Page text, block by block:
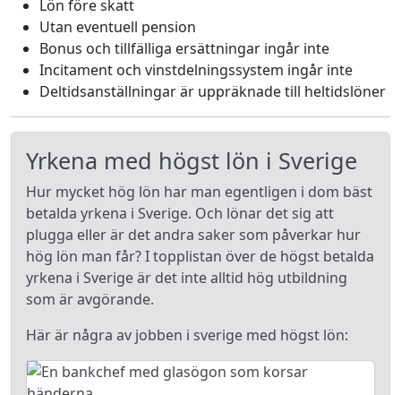
Lön före skatt
Utan eventuell pension
Bonus och tillfälliga ersättningar ingår inte
Incitament och vinstdelningssystem ingår inte
Deltidsanställningar är uppräknade till heltidslöner
Yrkena med högst lön i Sverige
Hur mycket hög lön har man egentligen i dom bäst
betalda yrkena i Sverige. Och lönar det sig att
plugga eller är det andra saker som påverkar hur
hög lön man får? I topplistan över de högst betalda
yrkena i Sverige är det inte alltid hög utbildning
som är avgörande.
Här är några av jobben i sverige med högst lön: